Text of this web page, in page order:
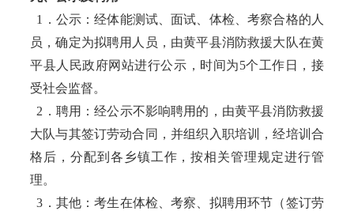
1．公示：经体能测试、面试、体检、考察合格的人
员，确定为拟聘用人员，由黄平县消防救援大队在黄
平县人民政府网站进行公示，时间为5个工作日，接
受社会监督。
2．聘用：经公示不影响聘用的，由黄平县消防救援
大队与其签订劳动合同，并组织入职培训，经培训合
格后，分配到各乡镇工作，按相关管理规定进行管
理。
3．其他：考生在体检、考察、拟聘用环节（签订劳